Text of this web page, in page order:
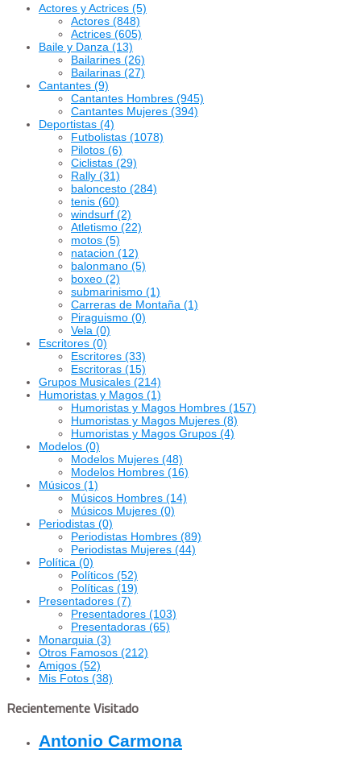
Actores y Actrices (5)
Actores (848)
Actrices (605)
Baile y Danza (13)
Bailarines (26)
Bailarinas (27)
Cantantes (9)
Cantantes Hombres (945)
Cantantes Mujeres (394)
Deportistas (4)
Futbolistas (1078)
Pilotos (6)
Ciclistas (29)
Rally (31)
baloncesto (284)
tenis (60)
windsurf (2)
Atletismo (22)
motos (5)
natacion (12)
balonmano (5)
boxeo (2)
submarinismo (1)
Carreras de Montaña (1)
Piraguismo (0)
Vela (0)
Escritores (0)
Escritores (33)
Escritoras (15)
Grupos Musicales (214)
Humoristas y Magos (1)
Humoristas y Magos Hombres (157)
Humoristas y Magos Mujeres (8)
Humoristas y Magos Grupos (4)
Modelos (0)
Modelos Mujeres (48)
Modelos Hombres (16)
Músicos (1)
Músicos Hombres (14)
Músicos Mujeres (0)
Periodistas (0)
Periodistas Hombres (89)
Periodistas Mujeres (44)
Política (0)
Políticos (52)
Políticas (19)
Presentadores (7)
Presentadores (103)
Presentadoras (65)
Monarquia (3)
Otros Famosos (212)
Amigos (52)
Mis Fotos (38)
Recientemente Visitado
Antonio Carmona